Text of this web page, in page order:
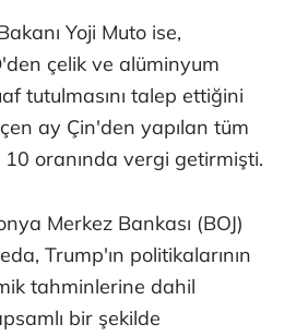
Yoji Muto ise,
çelik ve alüminyum
tutulmasını talep ettiğini
ay Çin'den yapılan tüm
oranında vergi getirmişti.
Merkez Bankası (BOJ)
Trump'ın politikalarının
tahminlerine dahil
bir şekilde